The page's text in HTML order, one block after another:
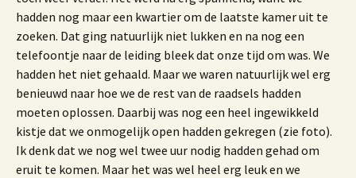
hadden nog maar een kwartier om de laatste kamer uit te
zoeken. Dat ging natuurlijk niet lukken en na nog een
telefoontje naar de leiding bleek dat onze tijd om was. We
hadden het niet gehaald. Maar we waren natuurlijk wel erg
benieuwd naar hoe we de rest van de raadsels hadden
moeten oplossen. Daarbij was nog een heel ingewikkeld
kistje dat we onmogelijk open hadden gekregen (zie foto).
Ik denk dat we nog wel twee uur nodig hadden gehad om
eruit te komen. Maar het was wel heel erg leuk en we